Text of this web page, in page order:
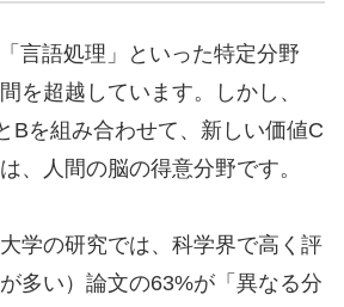
言語処理」といった特定分野
を超越しています。しかし、
Bを組み合わせて、新しい価値C
、人間の脳の得意分野です。
学の研究では、科学界で高く評
多い）論文の63%が「異なる分